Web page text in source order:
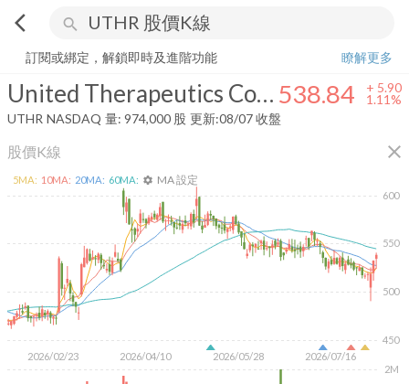
arrow_back_ios search
United Therapeutics Corporation 538.84
訂閱或綁定，解鎖即時及進階功能
瞭解更多
United Therapeutics Corporation 538.84 + 5.90
1.11%
UTHR NASDAQ 量: 974,000 股 更新:08/07 收盤
股價K線 close
2026/02/23 2026/04/10 2026/05/28 2026/07/16
450
500
550
600
2M
5MA: 10MA: 20MA: 60MA: settings MA 設定